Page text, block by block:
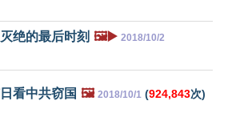
绝的最后时刻 🖼️▶️ 2018/10/2
看中共窃国 🖼️ 2018/10/1 (924,843次)